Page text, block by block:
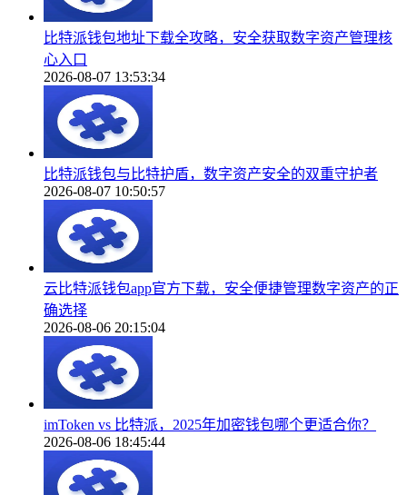
比特派钱包地址下载全攻略，安全获取数字资产管理核
心入口
2026-08-07 13:53:34
比特派钱包与比特护盾，数字资产安全的双重守护者
2026-08-07 10:50:57
云比特派钱包app官方下载，安全便捷管理数字资产的正
确选择
2026-08-06 20:15:04
imToken vs 比特派，2025年加密钱包哪个更适合你？
2026-08-06 18:45:44